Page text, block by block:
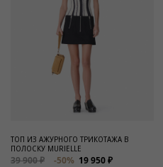
ТОП ИЗ АЖУРНОГО ТРИКОТАЖА В
ПОЛОСКУ MURIELLE
39 900 ₽ -50% 19 950 ₽